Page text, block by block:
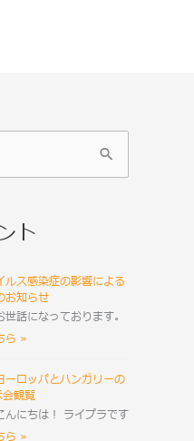
ト
ルス感染症の影響による
お知らせ
話になっております。
ら »
ロッパとハンガリーの
観覧
んにちは！ ライプラです
ら »